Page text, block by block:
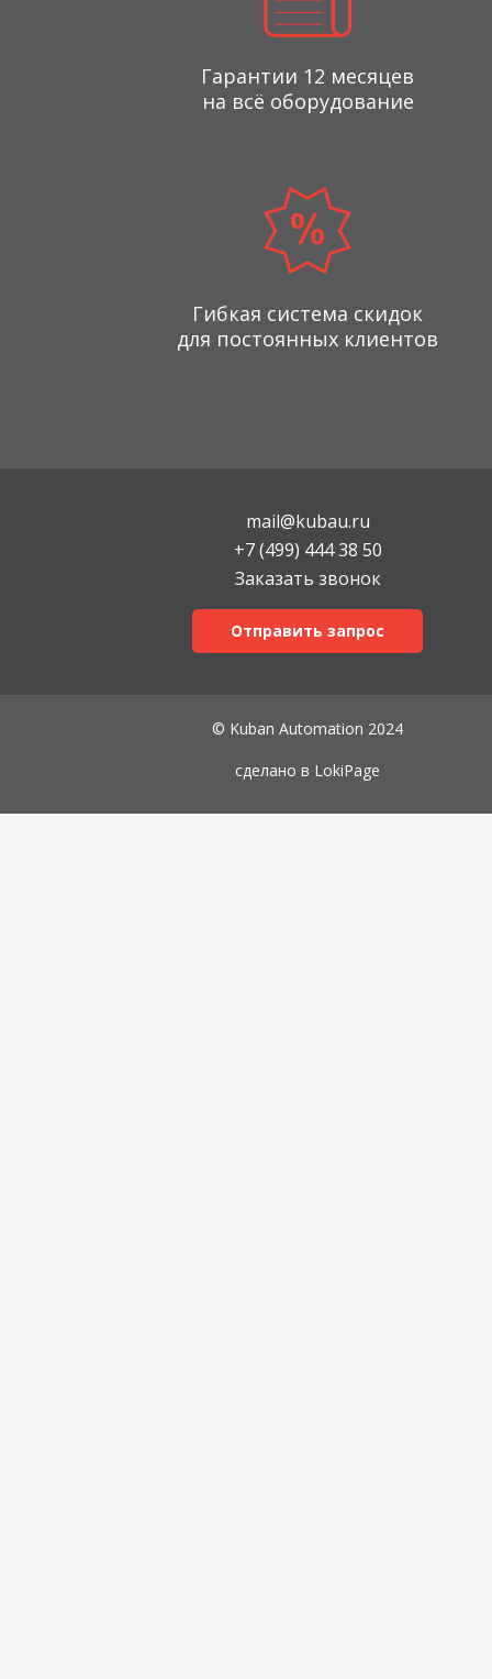
Гарантии 12 месяцев
на всё оборудование
Гибкая система скидок
для постоянных клиентов
mail@kubau.ru
+7 (499) 444 38 50
Заказать звонок
Отправить запрос
© Kuban Automation 2024
сделано в LokiPage